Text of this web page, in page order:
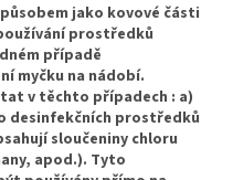
jako kovové části
prostředků
případě
myčku na nádobí.
v těchto případech : a)
desinfekčních prostředků
sloučeniny chloru
apod.). Tyto